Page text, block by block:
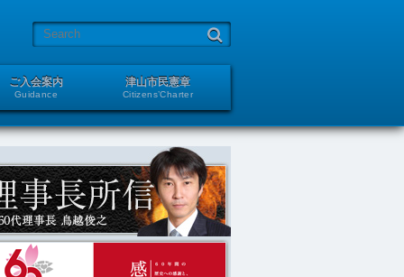
ご入会案内
Guidance
津山市民憲章
Citizens’Charter